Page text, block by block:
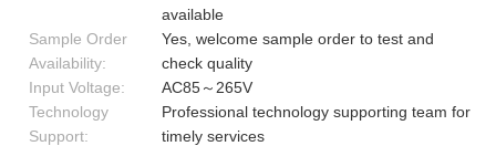
available
Sample Order
Availability:
Yes, welcome sample order to test and
check quality
Input Voltage:
AC85～265V
Technology
Support:
Professional technology supporting team for
timely services